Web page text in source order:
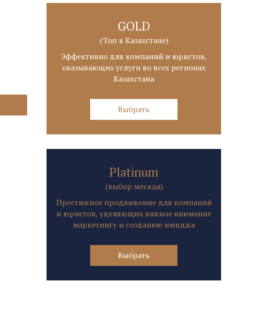
GOLD
(Топ в Казахстане)
Эффективно для компаний и юристов,
оказывающих услуги во всех регионах
Казахстана
Выбрать
Platinum
(выбор месяца)
Престижное продвижение для компаний
и юристов, уделяющих важное внимание
маркетингу и созданию имиджа
Выбрать